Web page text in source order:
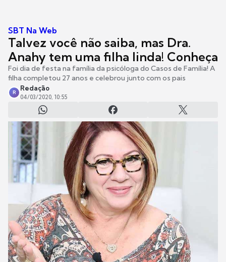
SBT Na Web
Talvez você não saiba, mas Dra.
Anahy tem uma filha linda! Conheça
Foi dia de festa na família da psicóloga do Casos de Família! A
filha completou 27 anos e celebrou junto com os pais
R
Redação
04/03/2020, 10:55